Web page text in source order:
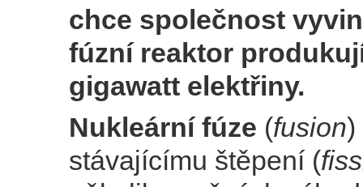
chce společnost
fúzní reaktor
gigawatt elektřiny.
Nukleární fúze (fusion)
stávajícímu štěpení (